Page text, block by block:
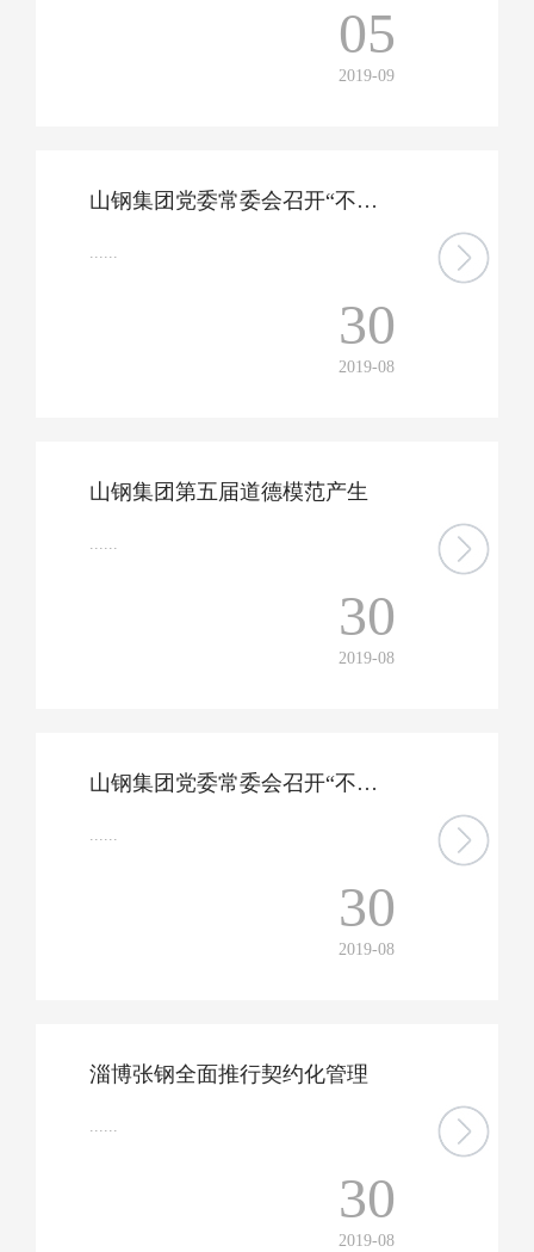
05
2019-09
山钢集团党委常委会召开“不忘初心、牢记使命”主题教育专题民主生活会
......
30
2019-08
山钢集团第五届道德模范产生
......
30
2019-08
山钢集团党委常委会召开“不忘初心、牢记使命”主题教育对照党章党规找差距专题会议，要求——自觉运用党章党规指导工作实践 确保整改工作不虚不空落实到位
......
30
2019-08
淄博张钢全面推行契约化管理
......
30
2019-08